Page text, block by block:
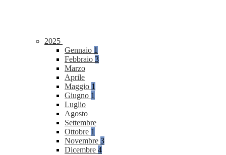
2025
Gennaio 1
Febbraio 3
Marzo
Aprile
Maggio 1
Giugno 1
Luglio
Agosto
Settembre
Ottobre 1
Novembre 3
Dicembre 4